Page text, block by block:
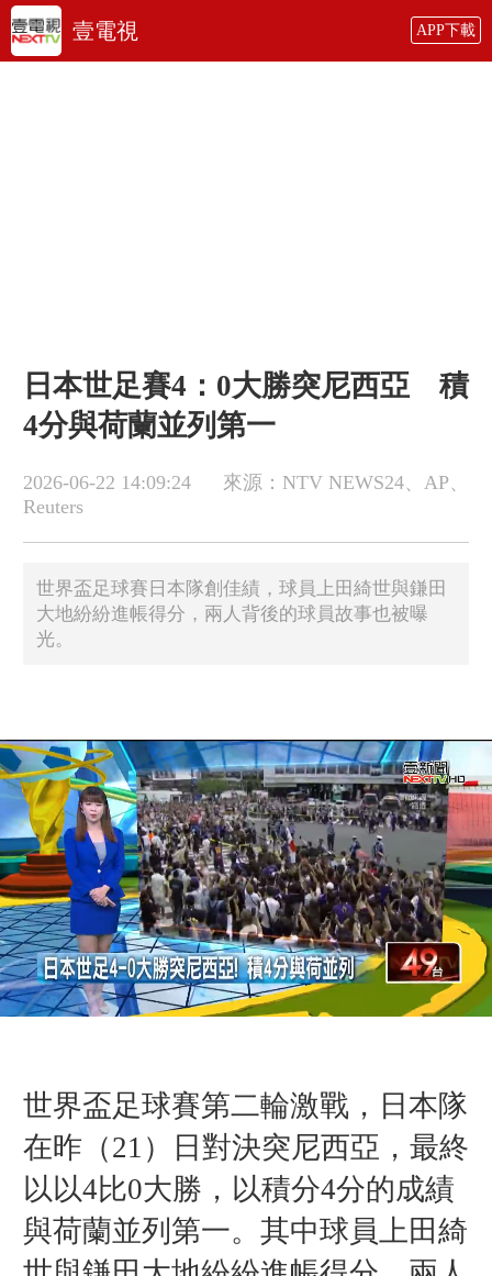
壹電視 APP下載
日本世足賽4：0大勝突尼西亞 積
4分與荷蘭並列第一
2026-06-22 14:09:24
來源：NTV NEWS24、AP、
Reuters
世界盃足球賽日本隊創佳績，球員上田綺世與鎌田
大地紛紛進帳得分，兩人背後的球員故事也被曝
光。
世界盃足球賽第二輪激戰，日本隊
在昨（21）日對決突尼西亞，最終
以以4比0大勝，以積分4分的成績
與荷蘭並列第一。其中球員上田綺